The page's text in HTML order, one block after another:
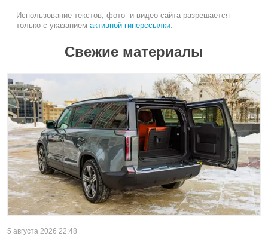
Использование текстов, фото- и видео сайта разрешается
только с указанием активной гиперссылки
Свежие материалы
5 августа 2026 22:48